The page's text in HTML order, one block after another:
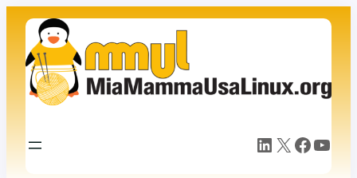
contenuto
LinkedIn X Facebook YouTube